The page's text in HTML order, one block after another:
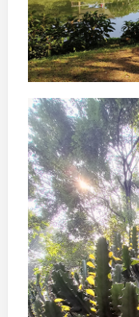
逛荔湾永庆坊